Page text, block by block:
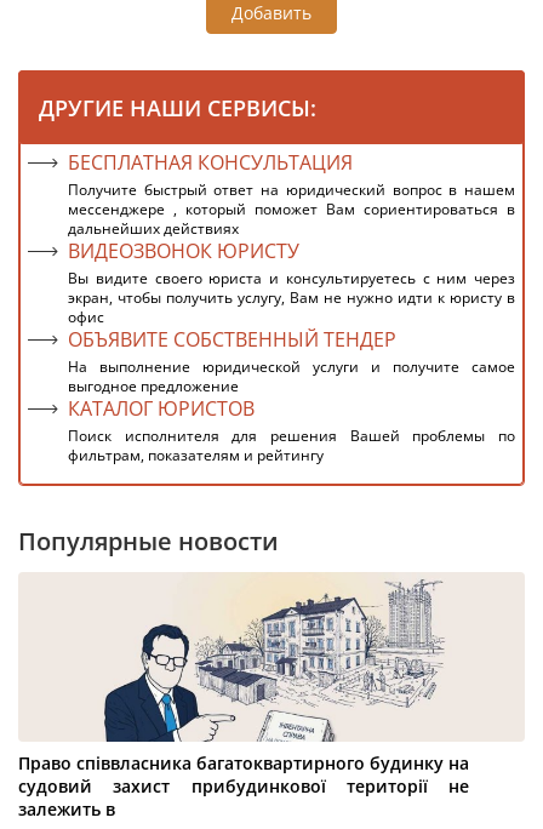
Добавить
ДРУГИЕ НАШИ СЕРВИСЫ:
БЕСПЛАТНАЯ КОНСУЛЬТАЦИЯ
Получите быстрый ответ на юридический вопрос в нашем
мессенджере , который поможет Вам сориентироваться в
дальнейших действиях
ВИДЕОЗВОНОК ЮРИСТУ
Вы видите своего юриста и консультируетесь с ним через
экран, чтобы получить услугу, Вам не нужно идти к юристу в
офис
ОБЪЯВИТЕ СОБСТВЕННЫЙ ТЕНДЕР
На выполнение юридической услуги и получите самое
выгодное предложение
КАТАЛОГ ЮРИСТОВ
Поиск исполнителя для решения Вашей проблемы по
фильтрам, показателям и рейтингу
Популярные новости
Право співвласника багатоквартирного будинку на
судовий захист прибудинкової території не
залежить в